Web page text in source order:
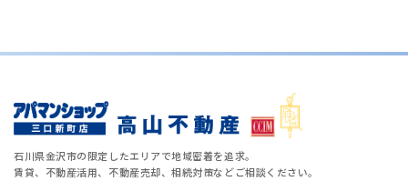
石川県金沢市の限定したエリアで地域密着を追求。
賃貸、不動産活用、不動産売却、相続対策などご相談ください。